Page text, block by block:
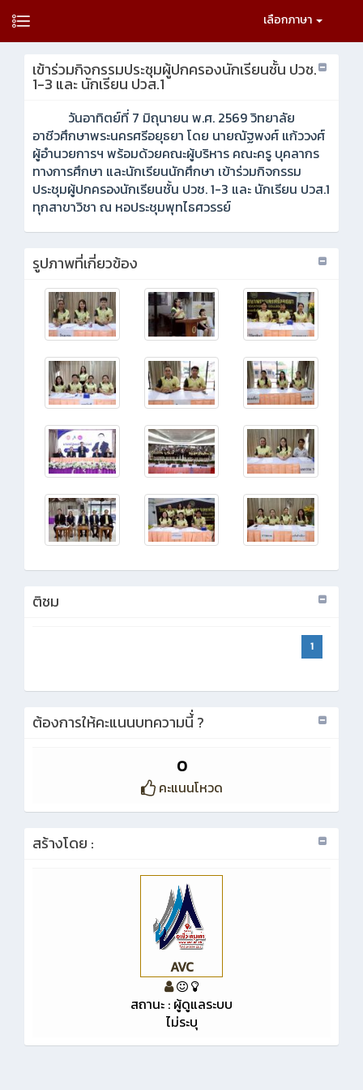
เลือกภาษา
เข้าร่วมกิจกรรมประชุมผู้ปกครองนักเรียนชั้น ปวช.
1-3 และ นักเรียน ปวส.1
วันอาทิตย์ที่ 7 มิถุนายน พ.ศ. 2569 วิทยาลัย
อาชีวศึกษาพระนครศรีอยุธยา โดย นายณัฐพงศ์ แก้ววงศ์
ผู้อำนวยการฯ พร้อมด้วยคณะผู้บริหาร คณะครู บุคลากร
ทางการศึกษา และนักเรียนนักศึกษา เข้าร่วมกิจกรรม
ประชุมผู้ปกครองนักเรียนชั้น ปวช. 1-3 และ นักเรียน ปวส.1
ทุกสาขาวิชา ณ หอประชุมพุทไธศวรรย์
รูปภาพที่เกี่ยวข้อง
ติชม
1
ต้องการให้คะแนนบทความนี้่ ?
0
คะแนนโหวด
สร้างโดย :
AVC
สถานะ : ผู้ดูแลระบบ
ไม่ระบุ